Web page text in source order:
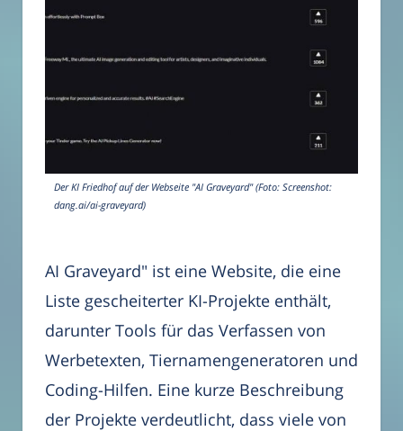
Der KI Friedhof auf der Webseite "AI Graveyard" (Foto: Screenshot:
dang.ai/ai-graveyard)
AI Graveyard" ist eine Website, die eine
Liste gescheiterter KI-Projekte enthält,
darunter Tools für das Verfassen von
Werbetexten, Tiernamengeneratoren und
Coding-Hilfen. Eine kurze Beschreibung
der Projekte verdeutlicht, dass viele von